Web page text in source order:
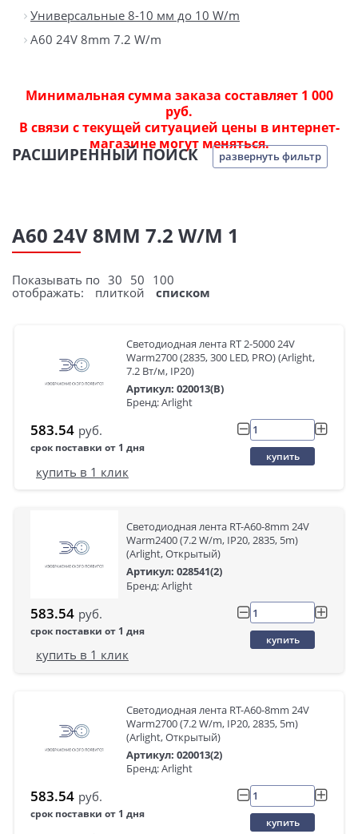
Универсальные 8-10 мм до 10 W/m
A60 24V 8mm 7.2 W/m
Минимальная сумма заказа составляет 1 000
руб.
В связи с текущей ситуацией цены в интернет-
магазине могут меняться.
РАСШИРЕННЫЙ ПОИСК развернуть фильтр
A60 24V 8MM 7.2 W/M 1
Показывать по 30 50 100
отображать:
плиткой списком
Светодиодная лента RT 2-5000 24V
Warm2700 (2835, 300 LED, PRO) (Arlight,
7.2 Вт/м, IP20)
Артикул: 020013(B)
Бренд: Arlight
583.54 руб.
срок поставки от 1 дня
купить
купить в 1 клик
Светодиодная лента RT-A60-8mm 24V
Warm2400 (7.2 W/m, IP20, 2835, 5m)
(Arlight, Открытый)
Артикул: 028541(2)
Бренд: Arlight
583.54 руб.
срок поставки от 1 дня
купить
купить в 1 клик
Светодиодная лента RT-A60-8mm 24V
Warm2700 (7.2 W/m, IP20, 2835, 5m)
(Arlight, Открытый)
Артикул: 020013(2)
Бренд: Arlight
583.54 руб.
срок поставки от 1 дня
купить